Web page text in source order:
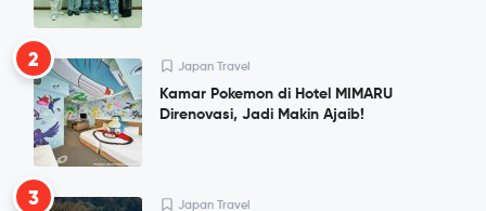
2 Japan Travel
Kamar Pokemon di Hotel MIMARU
Direnovasi, Jadi Makin Ajaib!
3 Japan Travel